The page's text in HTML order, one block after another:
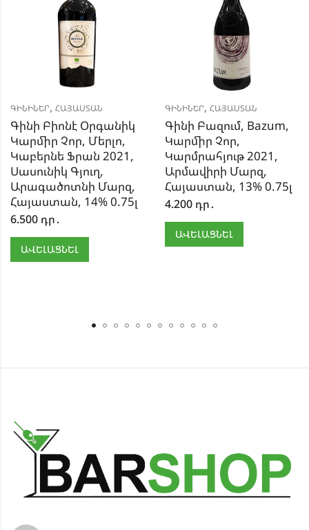
ԳԻՆԻՆԵՐ, ՀԱՅԱՍՏԱՆ
Գինի Բիոնէ Օրգանիկ
Կարմիր Չոր, Մերլո,
Կաբերնե Ֆրան 2021,
Սասունիկ Գյուղ,
Արագածոտնի Մարզ,
Հայաստան, 14% 0.75լ
6.500 դր․
ԱՎԵԼԱՑՆԵԼ
ԳԻՆԻՆԵՐ, ՀԱՅԱՍՏԱՆ
Գինի Բազում, Bazum,
Կարմիր Չոր,
Կարմրահյութ 2021,
Արմավիրի Մարզ,
Հայաստան, 13% 0.75լ
4.200 դր․
ԱՎԵԼԱՑՆԵԼ